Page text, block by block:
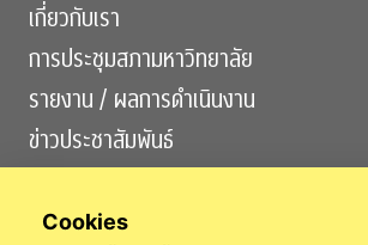
เกี่ยวกับเรา
การประชุมสภามหาวิทยาลัย
รายงาน / ผลการดำเนินงาน
ข่าวประชาสัมพันธ์
Cookies